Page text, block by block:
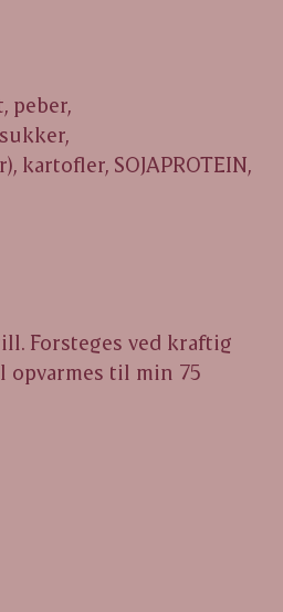
peber,
kartofler, SOJAPROTEIN,
Forsteges ved kraftig
opvarmes til min 75